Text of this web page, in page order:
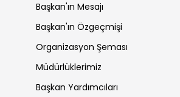
Başkan'ın Mesajı
Başkan'ın Özgeçmişi
Organizasyon Şeması
Müdürlüklerimiz
Başkan Yardımcıları